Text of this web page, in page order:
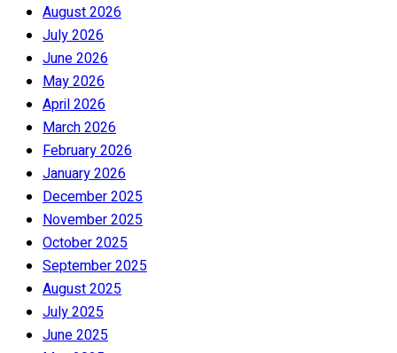
August 2026
July 2026
June 2026
May 2026
April 2026
March 2026
February 2026
January 2026
December 2025
November 2025
October 2025
September 2025
August 2025
July 2025
June 2025